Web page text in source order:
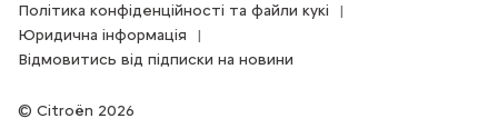
Citroën 2026
Політика конфіденційності та файли кукі
Юридична інформація
Відмовитись від підписки на новини